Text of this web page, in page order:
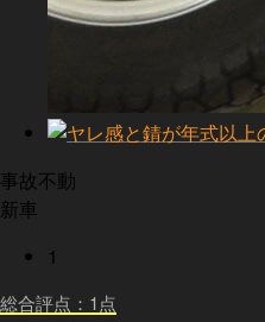
事故不動
新車
1
総合評点：1点